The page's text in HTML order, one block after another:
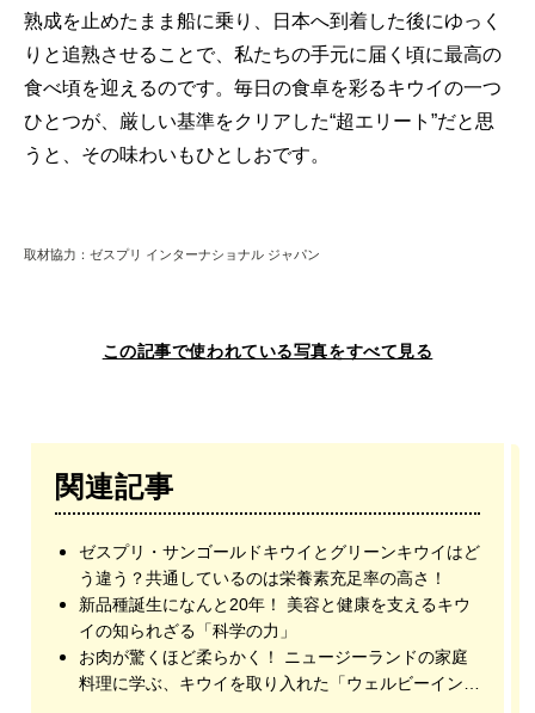
熟成を止めたまま船に乗り、日本へ到着した後にゆっく
りと追熟させることで、私たちの手元に届く頃に最高の
食べ頃を迎えるのです。毎日の食卓を彩るキウイの一つ
ひとつが、厳しい基準をクリアした“超エリート”だと思
うと、その味わいもひとしおです。
取材協力：ゼスプリ インターナショナル ジャパン
この記事で使われている写真をすべて見る
関連記事
ゼスプリ・サンゴールドキウイとグリーンキウイはど
う違う？共通しているのは栄養素充足率の高さ！
新品種誕生になんと20年！ 美容と健康を支えるキウ
イの知られざる「科学の力」
お肉が驚くほど柔らかく！ ニュージーランドの家庭
料理に学ぶ、キウイを取り入れた「ウェルビーイング